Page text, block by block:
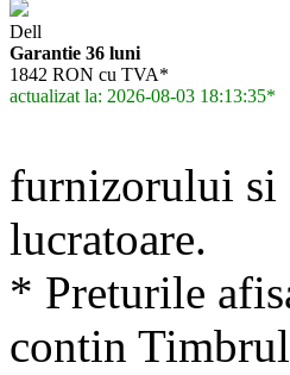
Dell
Garantie 36 luni
1842 RON cu TVA*
actualizat la: 2026-08-03 18:13:35*
furnizorului si
lucratoare.
* Preturile
contin